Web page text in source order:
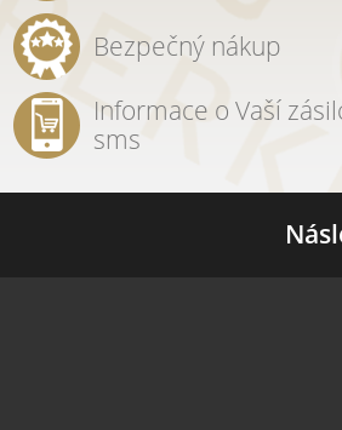
Bezpečný nákup
Informace o Vaší
sms